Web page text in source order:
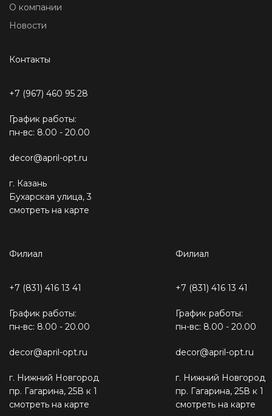
О компании
Новости
Контакты
+7 (967) 460 95 28
График работы:
пн-вс: 8.00 - 20.00
decor@april-opt.ru
г. Казань
Бухарская улица, 3
смотреть на карте
Филиал
+7 (831) 416 13 41
График работы:
пн-вс: 8.00 - 20.00
decor@april-opt.ru
г. Нижний Новгород
пр. Гагарина, 25В к 1
смотреть на карте
Филиал
+7 (831) 416 13 41
График работы:
пн-вс: 8.00 - 20.00
decor@april-opt.ru
г. Нижний Новгород
пр. Гагарина, 25В к 1
смотреть на карте